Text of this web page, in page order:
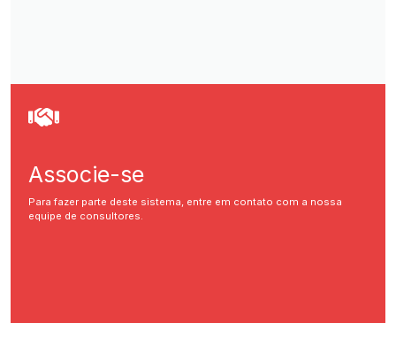
Associe-se
Para fazer parte deste sistema, entre em contato com a nossa
equipe de consultores.